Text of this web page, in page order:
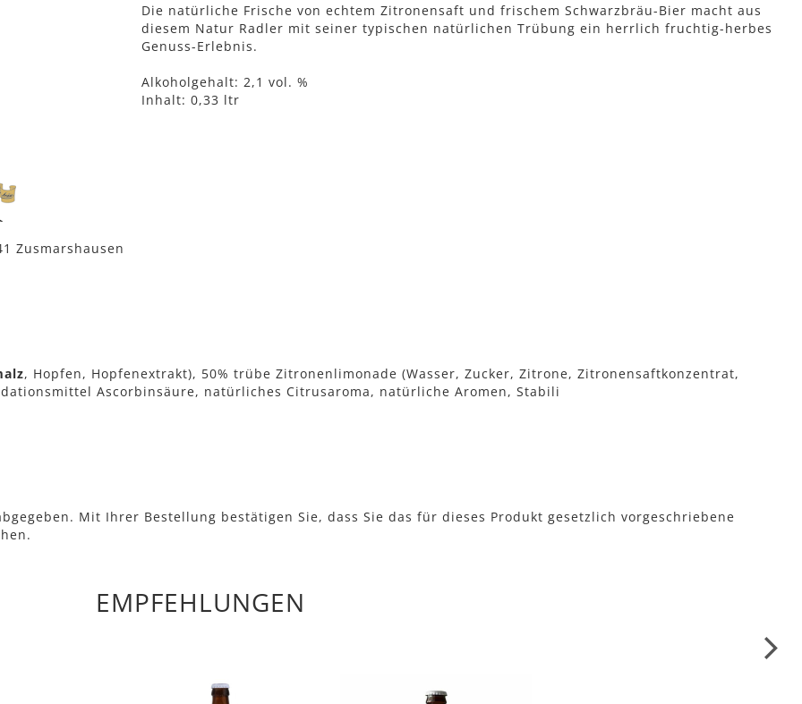
Die natürliche Frische von echtem Zitronensaft und frischem Schwarzbräu-Bier macht aus
diesem Natur Radler mit seiner typischen natürlichen Trübung ein herrlich fruchtig-herbes
Genuss-Erlebnis.
Alkoholgehalt: 2,1 vol. %
Inhalt: 0,33 ltr
Zusmarshausen
, Hopfen, Hopfenextrakt), 50% trübe Zitronenlimonade (Wasser, Zucker, Zitrone, Zitronensaftkonzentrat,
Ascorbinsäure, natürliches Citrusaroma, natürliche Aromen, Stabili
Mit Ihrer Bestellung bestätigen Sie, dass Sie das für dieses Produkt gesetzlich vorgeschriebene
EMPFEHLUNGEN